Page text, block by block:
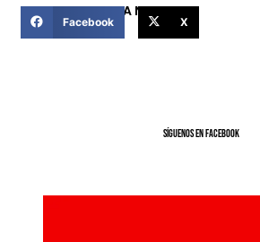
COMPARTIR ESTA NOTICIA
Facebook X
SíGUENOS EN FACEBOOK